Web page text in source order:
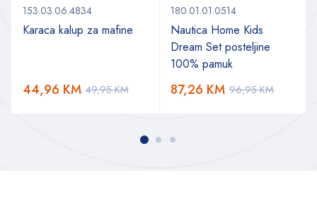
153.03.06.4834
Karaca kalup za mafine
49,95KM
44,96 KM
180.01.01.0514
Nautica Home Kids
Dream Set posteljine
100% pamuk
96,95KM
87,26 KM